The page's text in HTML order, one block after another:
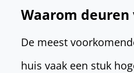
Waarom
De meest
huis vaak een stuk